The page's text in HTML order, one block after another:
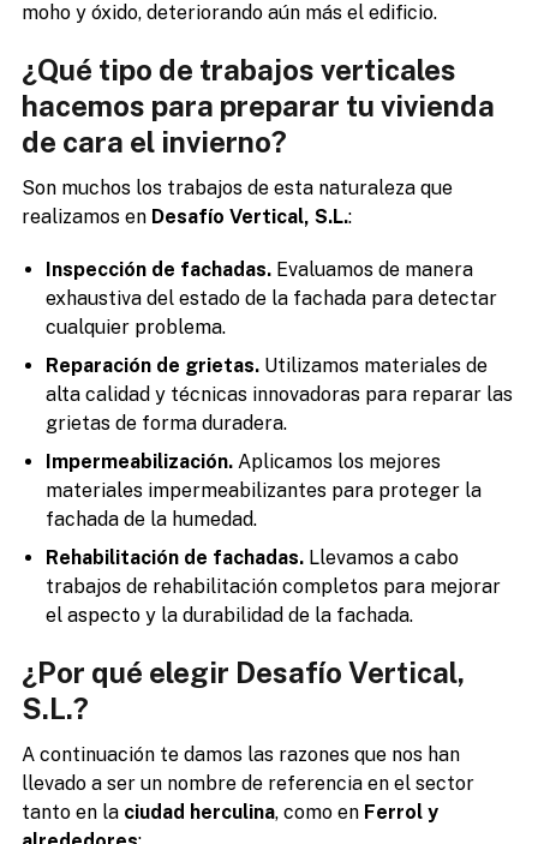
moho y óxido, deteriorando aún más el edificio.
¿Qué tipo de trabajos verticales
hacemos para preparar tu vivienda
de cara el invierno?
Son muchos los trabajos de esta naturaleza que
realizamos en Desafío Vertical, S.L.:
Inspección de fachadas.Evaluamos de manera
exhaustiva del estado de la fachada para detectar
cualquier problema.
Reparación de grietas. Utilizamos materiales de
alta calidad y técnicas innovadoras para reparar las
grietas de forma duradera.
Impermeabilización.Aplicamos los mejores
materiales impermeabilizantes para proteger la
fachada de la humedad.
Rehabilitación de fachadas.Llevamos a cabo
trabajos de rehabilitación completos para mejorar
el aspecto y la durabilidad de la fachada.
¿Por qué elegir Desafío Vertical,
S.L.?
A continuación te damos las razones que nos han
llevado a ser un nombre de referencia en el sector
tanto en la ciudad herculina, como en Ferrol y